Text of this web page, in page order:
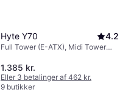
Hyte Y70 4.2
Full Tower (E-ATX), Midi Tower
1.385 kr.
Eller 3 betalinger af 462 kr.
9 butikker